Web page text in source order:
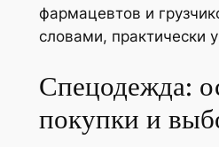
фармацевтов и
словами, практически
Спецодежда:
покупки и